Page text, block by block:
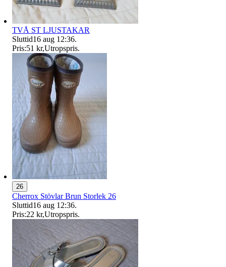
TVÅ ST LJUSTAKAR
Sluttid16 aug 12:36.
Pris:51 kr,Utropspris.
26
Cherrox Stövlar Brun Storlek 26
Sluttid16 aug 12:36.
Pris:22 kr,Utropspris.